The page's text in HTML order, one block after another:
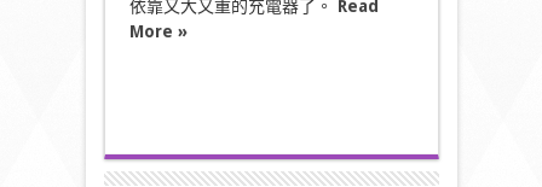
依靠又大又重的充電器了。 Read
More »